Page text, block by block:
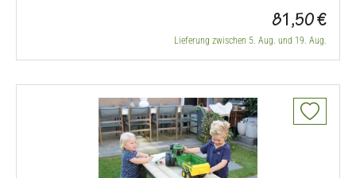
die Multiwanne zur multifunktionellen Projektstation. Die
beiden feststellbaren Rollen sorgen für den sicheren Stand.
Besonders praktisch: Der Ständer lässt sich einfach…
81,50 €
Lieferung zwischen 5. Aug. und 19. Aug.